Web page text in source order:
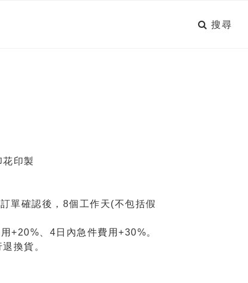
搜尋
印製
單確認後，8個工作天(不包括假
+20%、4日內急件費用+30%。
換貨。